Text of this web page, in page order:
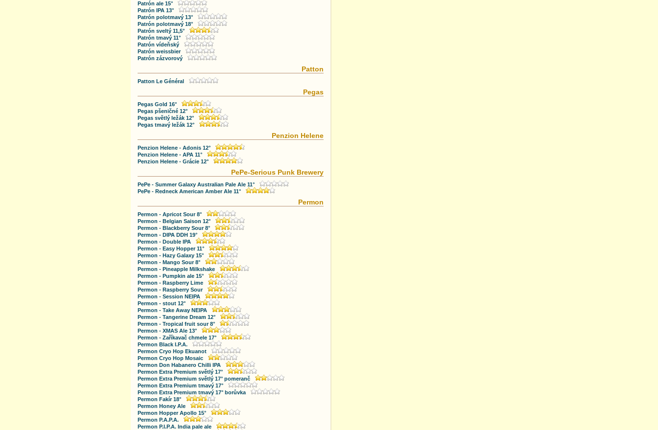
Patrón ale 15°
Patrón IPA 13°
Patrón polotmavý 13°
Patrón polotmavý 18°
Patrón sveltý 11,5°
Patrón tmavý 11°
Patrón vídeňský
Patrón weissbier
Patrón zázvorový
Patton
Patton Le Général
Pegas
Pegas Gold 16°
Pegas pšeničné 12°
Pegas světlý ležák 12°
Pegas tmavý ležák 12°
Penzion Helene
Penzion Helene - Adonis 12°
Penzion Helene - APA 11°
Penzion Helene - Grácie 12°
PePe-Serious Punk Brewery
PePe - Summer Galaxy Australian Pale Ale 11°
PePe - Redneck American Amber Ale 11°
Permon
Permon - Apricot Sour 8°
Permon - Belgian Saison 12°
Permon - Blackberry Sour 8°
Permon - DIPA DDH 19°
Permon - Double IPA
Permon - Easy Hopper 11°
Permon - Hazy Galaxy 15°
Permon - Mango Sour 8°
Permon - Pineapple Milkshake
Permon - Pumpkin ale 15°
Permon - Raspberry Lime
Permon - Raspberry Sour
Permon - Session NEIPA
Permon - stout 12°
Permon - Take Away NEIPA
Permon - Tangerine Dream 12°
Permon - Tropical fruit sour 8°
Permon - XMAS Ale 13°
Permon - Zaříkavač chmele 17°
Permon Black I.P.A.
Permon Cryo Hop Ekuanot
Permon Cryo Hop Mosaic
Permon Don Habanero Chilli IPA
Permon Extra Premium světlý 17°
Permon Extra Premium světlý 17° pomeranč
Permon Extra Premium tmavý 17°
Permon Extra Premium tmavý 17° borůvka
Permon Fakír 18°
Permon Honey Ale
Permon Hopper Apollo 15°
Permon P.A.P.A.
Permon P.I.P.A. India pale ale